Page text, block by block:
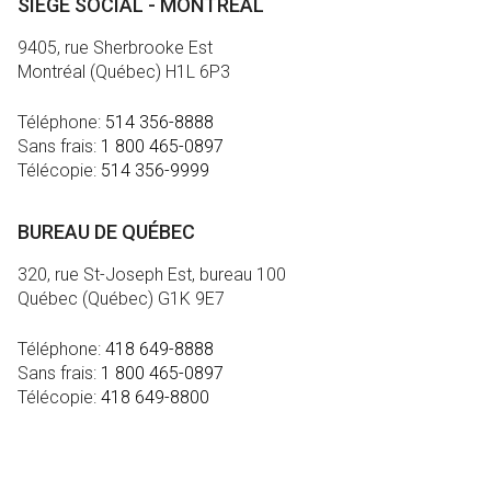
SIÈGE SOCIAL - MONTRÉAL
9405, rue Sherbrooke Est
Montréal (Québec) H1L 6P3
Téléphone: 514 356-8888
Sans frais: 1 800 465-0897
Télécopie: 514 356-9999
BUREAU DE QUÉBEC
320, rue St-Joseph Est, bureau 100
Québec (Québec) G1K 9E7
Téléphone: 418 649-8888
Sans frais: 1 800 465-0897
Télécopie: 418 649-8800